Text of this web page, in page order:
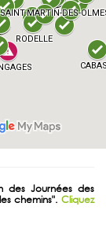
des Journées des
chemins". Cliquez